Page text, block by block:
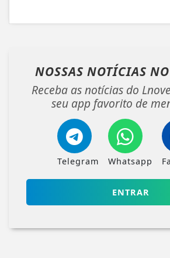
NOSSAS NOTÍCIAS
Receba as notícias do
seu app favorito de
Telegram Whatsapp
ENTRAR